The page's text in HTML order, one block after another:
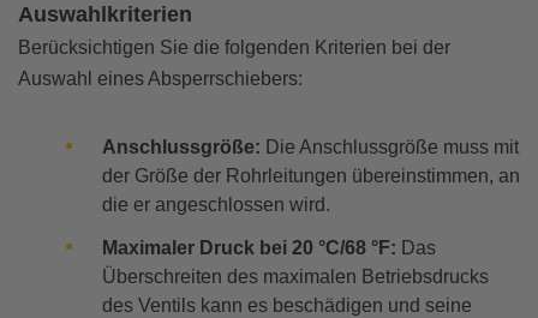
Auswahlkriterien
Berücksichtigen Sie die folgenden Kriterien bei der
Auswahl eines Absperrschiebers:
Anschlussgröße: Die Anschlussgröße muss mit
der Größe der Rohrleitungen übereinstimmen, an
die er angeschlossen wird.
Maximaler Druck bei 20 °C/68 °F: Das
Überschreiten des maximalen Betriebsdrucks
des Ventils kann es beschädigen und seine